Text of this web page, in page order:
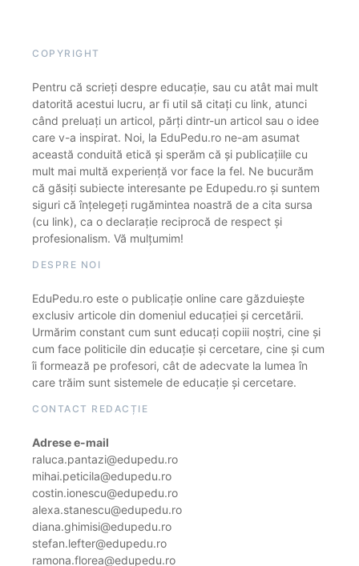
COPYRIGHT
Pentru că scrieți despre educație, sau cu atât mai mult
datorită acestui lucru, ar fi util să citați cu link, atunci
când preluați un articol, părți dintr-un articol sau o idee
care v-a inspirat. Noi, la EduPedu.ro ne-am asumat
această conduită etică și sperăm că și publicațiile cu
mult mai multă experiență vor face la fel. Ne bucurăm
că găsiți subiecte interesante pe Edupedu.ro și suntem
siguri că înțelegeți rugămintea noastră de a cita sursa
(cu link), ca o declarație reciprocă de respect și
profesionalism. Vă mulțumim!
DESPRE NOI
EduPedu.ro este o publicație online care găzduiește
exclusiv articole din domeniul educației și cercetării.
Urmărim constant cum sunt educați copiii noștri, cine și
cum face politicile din educație și cercetare, cine și cum
îi formează pe profesori, cât de adecvate la lumea în
care trăim sunt sistemele de educație și cercetare.
CONTACT REDACȚIE
Adrese e-mail
raluca.pantazi@edupedu.ro
mihai.peticila@edupedu.ro
costin.ionescu@edupedu.ro
alexa.stanescu@edupedu.ro
diana.ghimisi@edupedu.ro
stefan.lefter@edupedu.ro
ramona.florea@edupedu.ro